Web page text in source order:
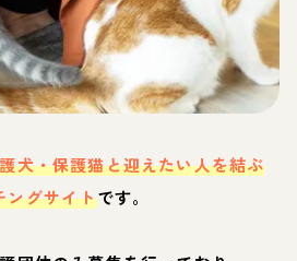
犬・保護猫と迎えたい人を結ぶ
ングサイトです。